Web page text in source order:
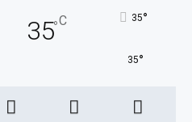
35°C 35°
35°